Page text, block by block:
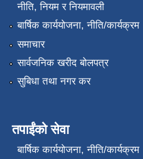
नीति, नियम र नियमावली
बार्षिक कार्ययोजना, नीति/कार्यक्रम
समाचार
सार्वजनिक खरीद बोलपत्र
सुबिधा तथा नगर कर
तपाईंको सेवा
बार्षिक कार्ययोजना, नीति/कार्यक्रम